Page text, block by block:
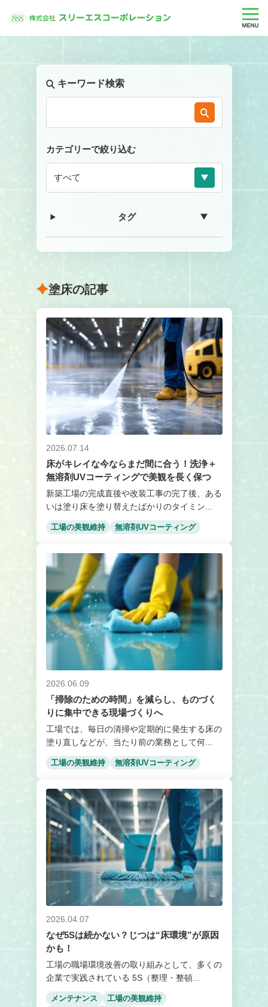
キーワード検索
カテゴリーで絞り込む
タグ
塗床の記事
2026.07.14
床がキレイな今ならまだ間に合う！洗浄＋
無溶剤UVコーティングで美観を長く保つ
新築工場の完成直後や改装工事の完了後、ある
いは塗り床を塗り替えたばかりのタイミン...
工場の美観維持 無溶剤UVコーティング
2026.06.09
「掃除のための時間」を減らし、ものづく
りに集中できる現場づくりへ
工場では、毎日の清掃や定期的に発生する床の
塗り直しなどが、当たり前の業務として何...
工場の美観維持 無溶剤UVコーティング
2026.04.07
なぜ5Sは続かない？じつは“床環境”が原因
かも！
工場の職場環境改善の取り組みとして、多くの
企業で実践されている 5S（整理・整頓...
メンテナンス
工場の美観維持